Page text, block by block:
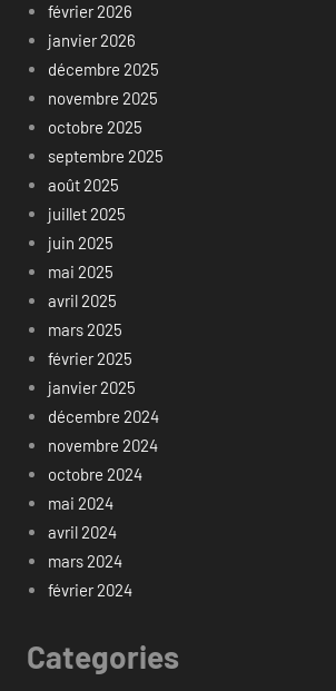
février 2026
janvier 2026
décembre 2025
novembre 2025
octobre 2025
septembre 2025
août 2025
juillet 2025
juin 2025
mai 2025
avril 2025
mars 2025
février 2025
janvier 2025
décembre 2024
novembre 2024
octobre 2024
mai 2024
avril 2024
mars 2024
février 2024
Categories